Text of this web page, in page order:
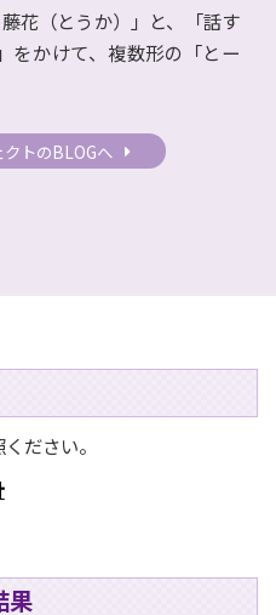
花（とうか）」と、「話す
かけて、複数形の「とー
トのBLOGへ
ださい。
果